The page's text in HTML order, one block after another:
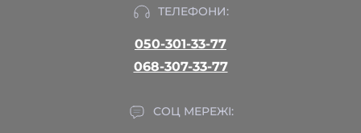
ТЕЛЕФОНИ:
050-301-33-77
068-307-33-77
СОЦ МЕРЕЖІ: